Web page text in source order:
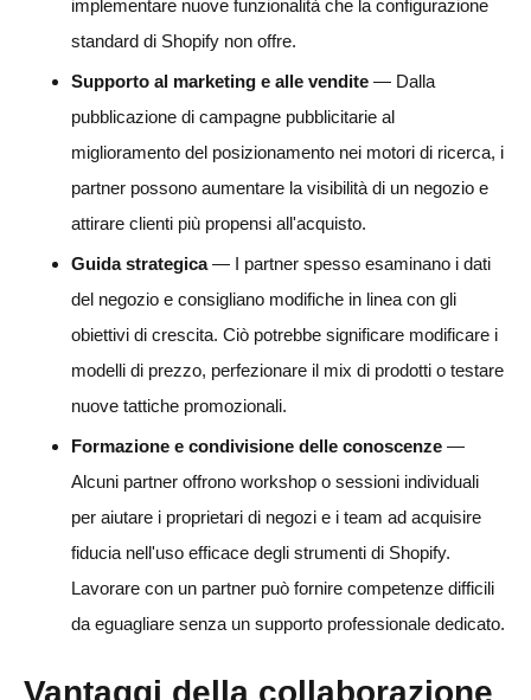
implementare nuove funzionalità che la configurazione
standard di Shopify non offre.
Supporto al marketing e alle vendite — Dalla
pubblicazione di campagne pubblicitarie al
miglioramento del posizionamento nei motori di ricerca, i
partner possono aumentare la visibilità di un negozio e
attirare clienti più propensi all'acquisto.
Guida strategica— I partner spesso esaminano i dati
del negozio e consigliano modifiche in linea con gli
obiettivi di crescita. Ciò potrebbe significare modificare i
modelli di prezzo, perfezionare il mix di prodotti o testare
nuove tattiche promozionali.
Formazione e condivisione delle conoscenze —
Alcuni partner offrono workshop o sessioni individuali
per aiutare i proprietari di negozi e i team ad acquisire
fiducia nell'uso efficace degli strumenti di Shopify.
Lavorare con un partner può fornire competenze difficili
da eguagliare senza un supporto professionale dedicato.
Vantaggi della collaborazione